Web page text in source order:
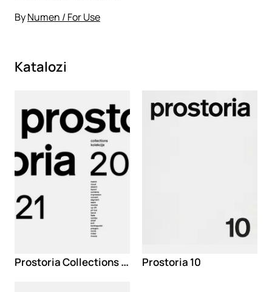
ByNumen / For Use
Katalozi
Prostoria Collections 2021 Prostoria 10